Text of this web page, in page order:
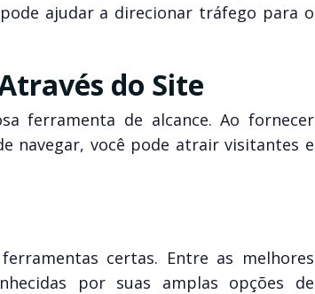
ajudar a direcionar tráfego para o
do Site
ferramenta de alcance. Ao fornecer
navegar, você pode atrair visitantes e
certas. Entre as melhores
por suas amplas opções de